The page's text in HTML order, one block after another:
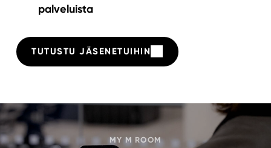
palveluista
TUTUSTU JÄSENETUIHIN
MY M ROOM